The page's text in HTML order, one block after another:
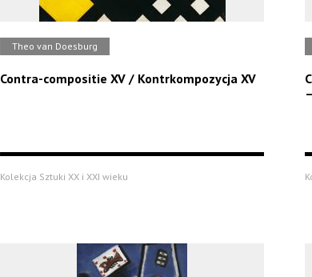
Theo van Doesburg
Contra-compositie XV / Kontrkompozycja XV
Kolekcja Sztuki XX i XXI wieku